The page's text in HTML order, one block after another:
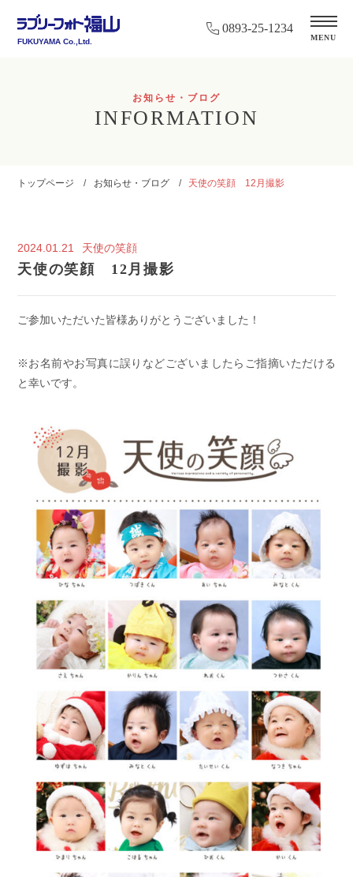
FUKUYAMA Co.,Ltd.
0893-25-1234
MENU
お知らせ・ブログ
INFORMATION
トップページ お知らせ・ブログ 天使の笑顔 12月撮影
2024.01.21 天使の笑顔
天使の笑顔 12月撮影
ご参加いただいた皆様ありがとうございました！
※お名前やお写真に誤りなどございましたらご指摘いただける
と幸いです。